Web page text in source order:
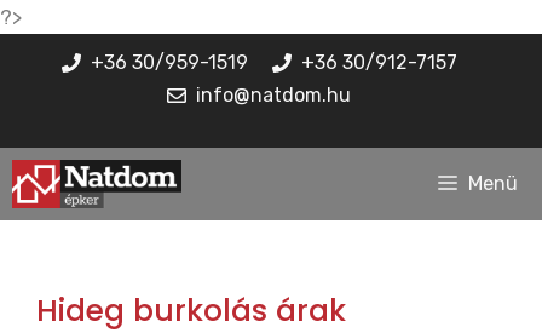
?>Kilépés
+36 30/959-1519
+36 30/912-7157
info@natdom.hu
Menü
Hideg burkolás árak